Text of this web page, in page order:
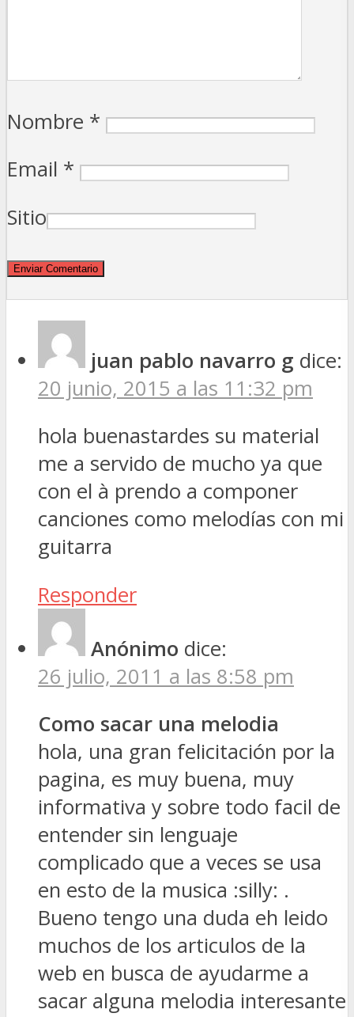
Nombre *
Email *
Sitio
juan pablo navarro g dice:
20 junio, 2015 a las 11:32 pm
hola buenastardes su material
me a servido de mucho ya que
con el à prendo a componer
canciones como melodías con mi
guitarra
Responder
Anónimo dice:
26 julio, 2011 a las 8:58 pm
Como sacar una melodia
hola, una gran felicitación por la
pagina, es muy buena, muy
informativa y sobre todo facil de
entender sin lenguaje
complicado que a veces se usa
en esto de la musica :silly: .
Bueno tengo una duda eh leido
muchos de los articulos de la
web en busca de ayudarme a
sacar alguna melodia interesante